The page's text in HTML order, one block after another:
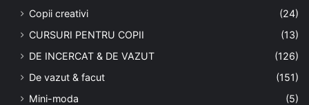
Copii creativi
(24)
CURSURI PENTRU COPII
(13)
DE INCERCAT & DE VAZUT
(126)
De vazut & facut
(151)
Mini-moda
(5)